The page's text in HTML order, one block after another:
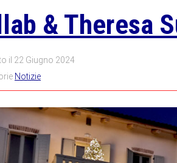
& Theresa
il 22 Giugno 2024
Notizie